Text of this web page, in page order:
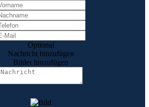
Optional
Nachricht hinzufügen
Bilder hinzufügen